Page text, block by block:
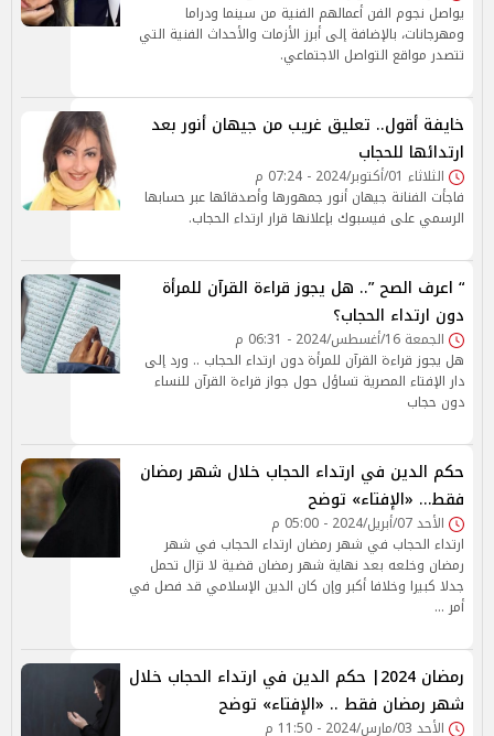
يواصل نجوم الفن أعمالهم الفنية من سينما ودراما
ومهرجانات، بالإضافة إلى أبرز الأزمات والأحداث الفنية التي
تتصدر مواقع التواصل الاجتماعي.
خايفة أقول.. تعليق غريب من جيهان أنور بعد
ارتدائها للحجاب‎
الثلاثاء 01/أكتوبر/2024 - 07:24 م
فاجأت الفنانة جيهان أنور جمهورها وأصدقائها عبر حسابها
الرسمي على فيسبوك بإعلانها قرار ارتداء الحجاب.
“ اعرف الصح ”.. هل يجوز قراءة القرآن للمرأة
دون ارتداء الحجاب؟
الجمعة 16/أغسطس/2024 - 06:31 م
هل يجوز قراءة القرآن للمرأة دون ارتداء الحجاب .. ورد إلى
دار الإفتاء المصرية تساؤل حول جواز قراءة القرآن للنساء
دون حجاب
حكم الدين في ارتداء الحجاب خلال شهر رمضان
فقط… «الإفتاء» توضح
الأحد 07/أبريل/2024 - 05:00 م
ارتداء الحجاب في شهر رمضان ارتداء الحجاب في شهر
رمضان وخلعه بعد نهاية شهر رمضان قضية لا تزال تحمل
جدلا كبيرا وخلافا أكبر وإن كان الدين الإسلامي قد فصل في
أمر …
رمضان 2024| حكم الدين في ارتداء الحجاب خلال
شهر رمضان فقط .. «الإفتاء» توضح
الأحد 03/مارس/2024 - 11:50 م